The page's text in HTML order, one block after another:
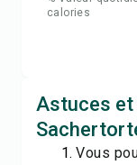
calories
Astuces
Vous